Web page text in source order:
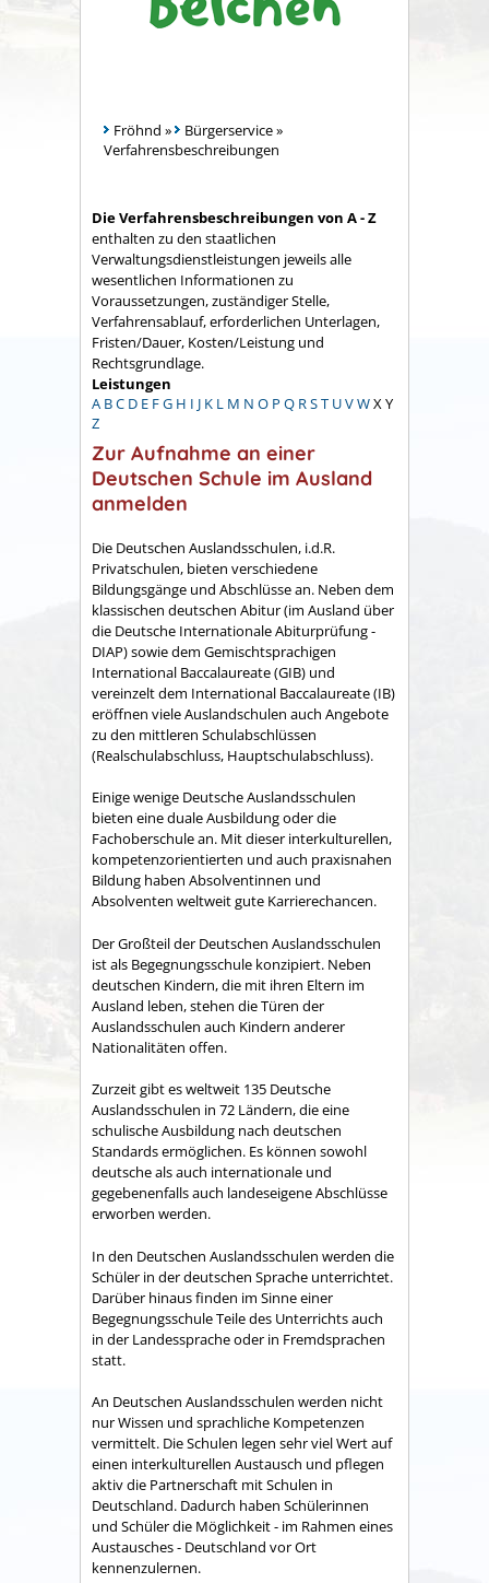
Fröhnd » Bürgerservice»
Verfahrensbeschreibungen
Die Verfahrensbeschreibungen von A - Z
enthalten zu den staatlichen
Verwaltungsdienstleistungen jeweils alle
wesentlichen Informationen zu
Voraussetzungen, zuständiger Stelle,
Verfahrensablauf, erforderlichen Unterlagen,
Fristen/Dauer, Kosten/Leistung und
Rechtsgrundlage.
Leistungen
A BC D E FG H I J K L M N O P Q RST UVWX Y
Z
Zur Aufnahme an einer
Deutschen Schule im Ausland
anmelden
Die Deutschen Auslandsschulen, i.d.R.
Privatschulen, bieten verschiedene
Bildungsgänge und Abschlüsse an. Neben dem
klassischen deutschen Abitur (im Ausland über
die Deutsche Internationale Abiturprüfung -
DIAP) sowie dem Gemischtsprachigen
International Baccalaureate (GIB) und
vereinzelt dem International Baccalaureate (IB)
eröffnen viele Auslandschulen auch Angebote
zu den mittleren Schulabschlüssen
(Realschulabschluss, Hauptschulabschluss).
Einige wenige Deutsche Auslandsschulen
bieten eine duale Ausbildung oder die
Fachoberschule an. Mit dieser interkulturellen,
kompetenzorientierten und auch praxisnahen
Bildung haben Absolventinnen und
Absolventen weltweit gute Karrierechancen.
Der Großteil der Deutschen Auslandsschulen
ist als Begegnungsschule konzipiert. Neben
deutschen Kindern, die mit ihren Eltern im
Ausland leben, stehen die Türen der
Auslandsschulen auch Kindern anderer
Nationalitäten offen.
Zurzeit gibt es weltweit 135 Deutsche
Auslandsschulen in 72 Ländern, die eine
schulische Ausbildung nach deutschen
Standards ermöglichen. Es können sowohl
deutsche als auch internationale und
gegebenenfalls auch landeseigene Abschlüsse
erworben werden.
In den Deutschen Auslandsschulen werden die
Schüler in der deutschen Sprache unterrichtet.
Darüber hinaus finden im Sinne einer
Begegnungsschule Teile des Unterrichts auch
in der Landessprache oder in Fremdsprachen
statt.
An Deutschen Auslandsschulen werden nicht
nur Wissen und sprachliche Kompetenzen
vermittelt. Die Schulen legen sehr viel Wert auf
einen interkulturellen Austausch und pflegen
aktiv die Partnerschaft mit Schulen in
Deutschland. Dadurch haben Schülerinnen
und Schüler die Möglichkeit - im Rahmen eines
Austausches - Deutschland vor Ort
kennenzulernen.